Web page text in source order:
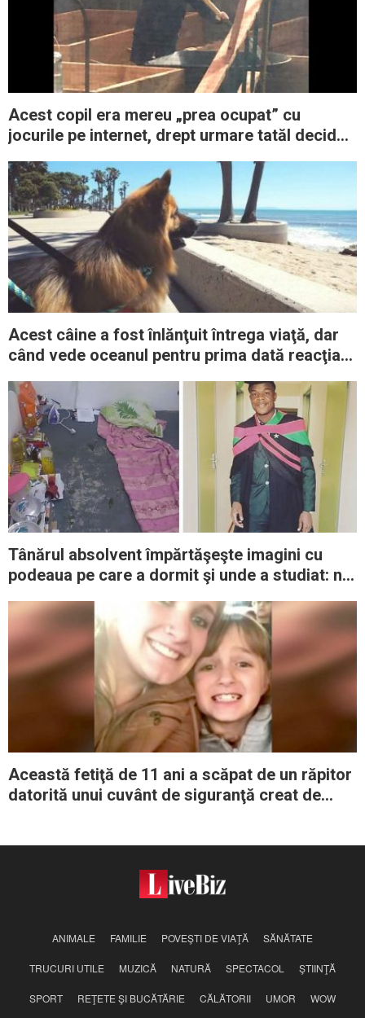
Acest copil era mereu „prea ocupat” cu
jocurile pe internet, drept urmare tatăl decide
Acest câine a fost înlănţuit întrega viaţă, dar
când vede oceanul pentru prima dată reacţia
Tânărul absolvent împărtăşeşte imagini cu
podeaua pe care a dormit şi unde a studiat: nu
Această fetiţă de 11 ani a scăpat de un răpitor
datorită unui cuvânt de siguranţă creat de
ANIMALE FAMILIE POVEŞTI DE VIAŢĂ SĂNĂTATE
TRUCURI UTILE MUZICĂ NATURĂ SPECTACOL ŞTIINŢĂ
SPORT REŢETE ŞI BUCĂTĂRIE CĂLĂTORII UMOR WOW